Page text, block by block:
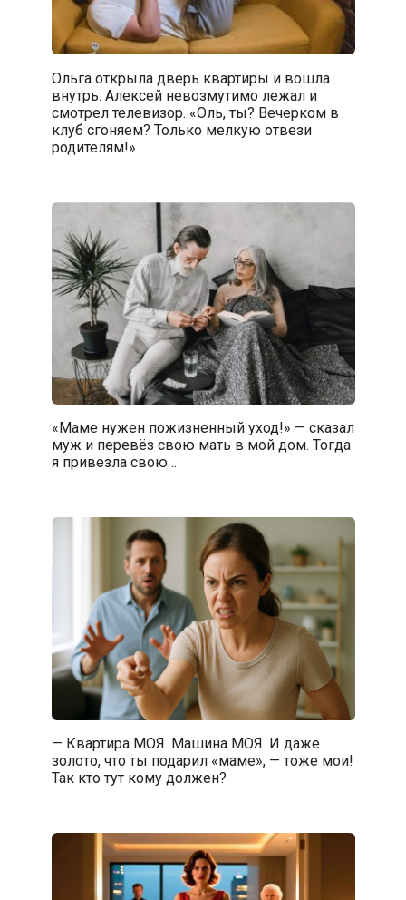
Ольга открыла дверь квартиры и вошла
внутрь. Алексей невозмутимо лежал и
смотрел телевизор. «Оль, ты? Вечерком в
клуб сгоняем? Только мелкую отвези
родителям!»
«Маме нужен пожизненный уход!» — сказал
муж и перевёз свою мать в мой дом. Тогда
я привезла свою…
— Квартира МОЯ. Машина МОЯ. И даже
золото, что ты подарил «маме», — тоже мои!
Так кто тут кому должен?